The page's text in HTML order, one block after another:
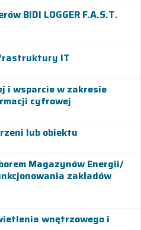
BIDI LOGGER F.A.S.T.
IT
i wsparcie w zakresie
cyfrowej
lub obiektu
Magazynów Energii/
zakładów
wnętrzowego i